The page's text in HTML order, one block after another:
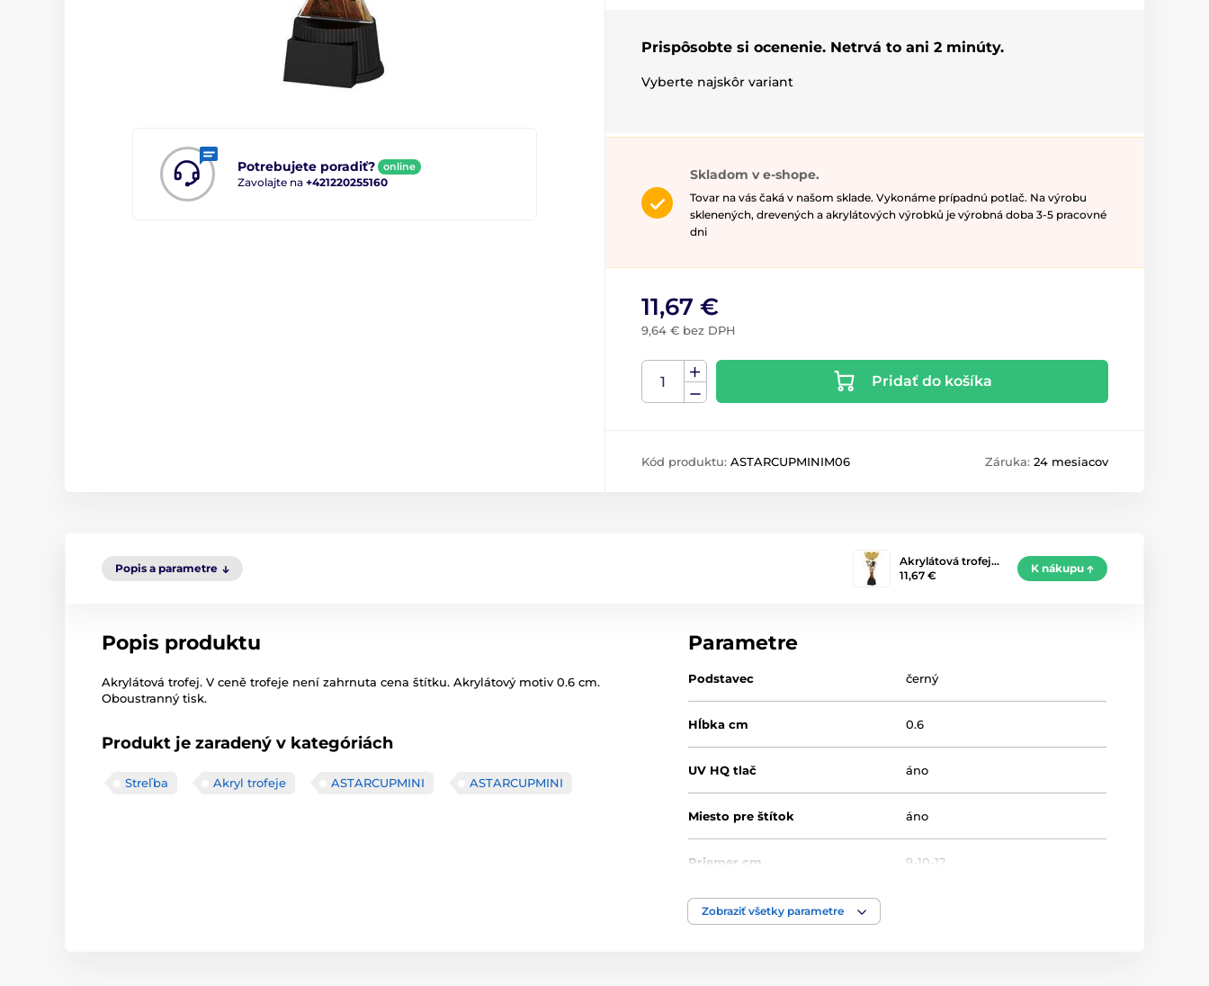
Potrebujete poradiť? online
Zavolajte na +421220255160
Prispôsobte si ocenenie. Netrvá to ani 2 minúty.
Vyberte najskôr variant
Skladom v e-shope.
Tovar na vás čaká v našom sklade. Vykonáme prípadnú potlač. Na výrobu
sklenených, drevených a akrylátových výrobků je výrobná doba 3-5 pracovné
dni
11,67 €
9,64 € bez DPH
Pridať do košíka
Kód produktu: ASTARCUPMINIM06 Záruka: 24 mesiacov
Popis a parametre
Akrylátová trofej…
11,67 €
K nákupu
Popis produktu
Akrylátová trofej. V ceně trofeje není zahrnuta cena štítku. Akrylátový motiv 0.6 cm.
Oboustranný tisk.
Produkt je zaradený v kategóriách
Streľba Akryl trofeje ASTARCUPMINI ASTARCUPMINI
Parametre
Podstavec černý
Hĺbka cm 0.6
UV HQ tlač áno
Miesto pre štítok áno
Priemer cm 9-10-12
Výška cm
Zobraziť všetky parametre